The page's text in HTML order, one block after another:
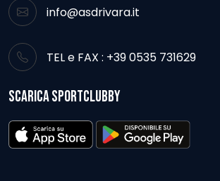
info@asdrivara.it
TEL e FAX : +39 0535 731629
SCARICA SPORTCLUBBY